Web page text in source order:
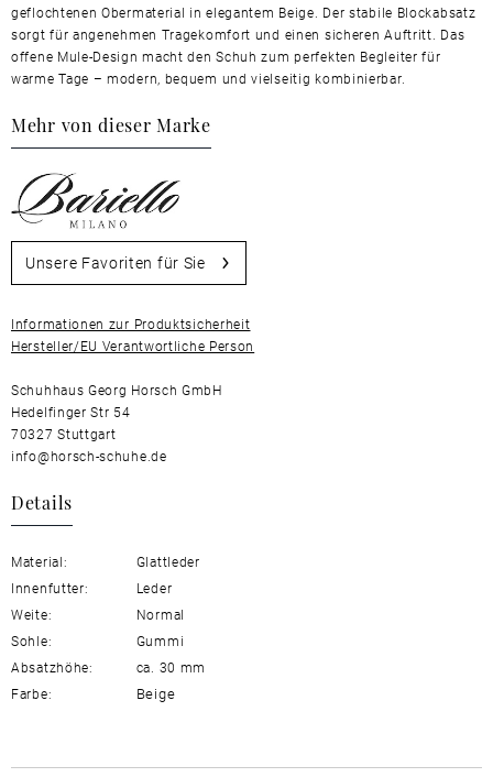
geflochtenen Obermaterial in elegantem Beige. Der stabile Blockabsatz
sorgt für angenehmen Tragekomfort und einen sicheren Auftritt. Das
offene Mule-Design macht den Schuh zum perfekten Begleiter für
warme Tage – modern, bequem und vielseitig kombinierbar.
Mehr von dieser Marke
Unsere Favoriten für Sie
Informationen zur Produktsicherheit
Hersteller/EU Verantwortliche Person
Schuhhaus Georg Horsch GmbH
Hedelfinger Str 54
70327 Stuttgart
info@horsch-schuhe.de
Details
Material:
Glattleder
Innenfutter:
Leder
Weite:
Normal
Sohle:
Gummi
Absatzhöhe:
ca. 30 mm
Farbe:
Beige